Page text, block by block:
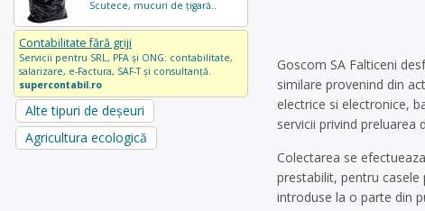
Scutece, mucuri de țigară..
Contabilitate fără griji
Servicii pentru SRL, PFA și ONG: contabilitate,
salarizare, e-Factura, SAF-T și consultanță.
supercontabil.ro
Alte tipuri de deșeuri
Agricultura ecologică
Goscom SA Falticeni
similare provenind din
electrice si electronice,
servicii privind preluarea
Colectarea se
prestabilit, pentru
introduse la o parte din